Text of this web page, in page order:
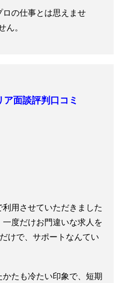
の仕事とは思えませ
ん。
面談評判口コミ
用させていただきました
度だけお門違いな求人を
けで、サポートなんてい
たも冷たい印象で、短期